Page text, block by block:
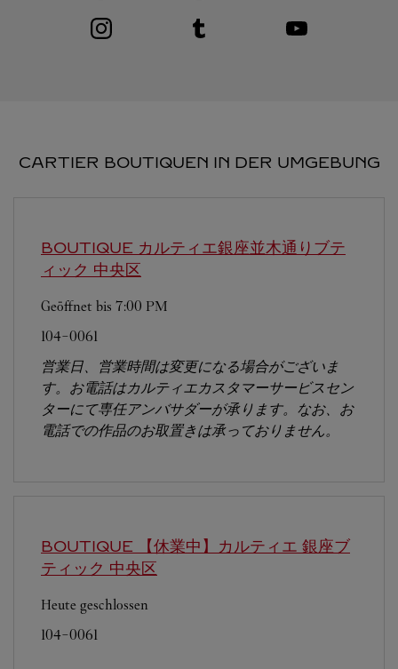
Visit us on Instagram
Link Opens in New TabVisit us on Tumblr
Link Opens in New Tab
CARTIER BOUTIQUEN IN DER UMGEBUNG
BOUTIQUE カルティエ銀座並木通りブテ
ィック 中央区
Geöffnet bis 7:00 PM
104-0061
営業日、営業時間は変更になる場合がございま
す。お電話はカルティエカスタマーサービスセン
ターにて専任アンバサダーが承ります。なお、お
電話での作品のお取置きは承っておりません。
BOUTIQUE 【休業中】カルティエ 銀座ブ
ティック 中央区
Heute geschlossen
104-0061